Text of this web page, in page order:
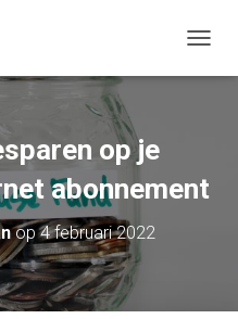
A
T
op je
abonnement
op4 februari 2022